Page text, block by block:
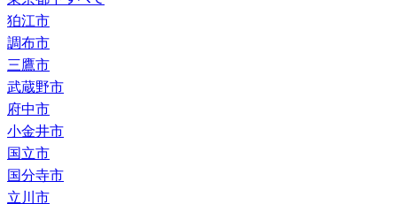
狛江市
調布市
三鷹市
武蔵野市
府中市
小金井市
国立市
国分寺市
立川市